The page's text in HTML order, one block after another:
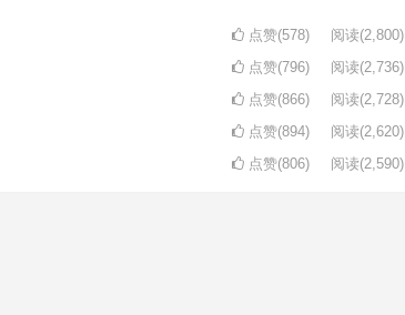
点赞(578) 阅读(2,800)
点赞(796) 阅读(2,736)
点赞(866) 阅读(2,728)
点赞(894) 阅读(2,620)
点赞(806) 阅读(2,590)